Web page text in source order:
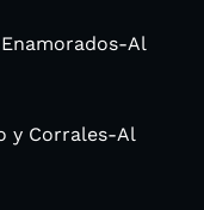
Al
y Corrales-Al